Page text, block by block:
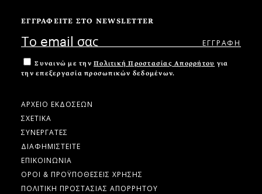
ΕΓΓΡΑΦΕΙΤΕ ΣΤΟ NEWSLETTER
Συναινώ με την Πολιτική Προστασίας Απορρήτου για
την επεξεργασία προσωπικών δεδομένων.
ΑΡΧΕΙΟ ΕΚΔΟΣΕΩΝ
ΣΧΕΤΙΚΑ
ΣΥΝΕΡΓΑΤΕΣ
ΔΙΑΦΗΜΙΣΤΕΙΤΕ
ΕΠΙΚΟΙΝΩΝΙΑ
ΟΡΟΙ & ΠΡΟΫΠΟΘΕΣΕΙΣ ΧΡΗΣΗΣ
ΠΟΛΙΤΙΚΗ ΠΡΟΣΤΑΣΙΑΣ ΑΠΟΡΡΗΤΟΥ